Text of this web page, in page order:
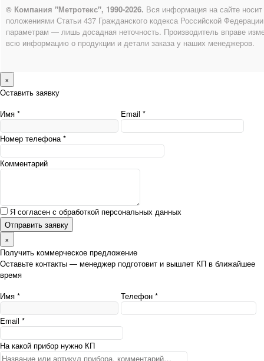
© Компания "Метротекс", 1990-2026. Вся информация на сайте
положениями Статьи 437 Гражданского кодекса Российской
параметрам — лишь досадная неточность. Производитель вправе
всю информацию о продукции и детали заказа у наших менеджеров.
×
Оставить заявку
Имя *
Email *
Номер телефона *
Комментарий
Я согласен с обработкой персональных данных
Отправить заявку
×
Получить коммерческое предложение
Оставьте контакты — менеджер подготовит и вышлет КП в ближайшее
время
Имя *
Телефон *
Email *
На какой прибор нужно КП